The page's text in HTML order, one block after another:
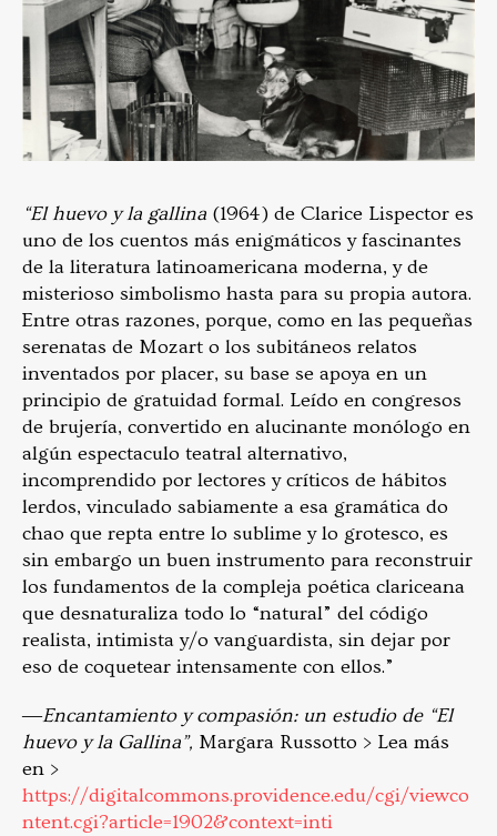
“El huevo y la gallina (1964) de Clarice Lispector es
uno de los cuentos más enigmáticos y fascinantes
de la literatura latinoamericana moderna, y de
misterioso simbolismo hasta para su propia autora.
Entre otras razones, porque, como en las pequeñas
serenatas de Mozart o los subitáneos relatos
inventados por placer, su base se apoya en un
principio de gratuidad formal. Leído en congresos
de brujería, convertido en alucinante monólogo en
algún espectaculo teatral alternativo,
incomprendido por lectores y críticos de hábitos
lerdos, vinculado sabiamente a esa gramática do
chao que repta entre lo sublime y lo grotesco, es
sin embargo un buen instrumento para reconstruir
los fundamentos de la compleja poética clariceana
que desnaturaliza todo lo “natural” del código
realista, intimista y/o vanguardista, sin dejar por
eso de coquetear intensamente con ellos.”
―Encantamiento y compasión: un estudio de “El
huevo y la Gallina”, Margara Russotto > Lea más
en >
https://digitalcommons.providence.edu/cgi/viewco
ntent.cgi?article=1902&context=inti